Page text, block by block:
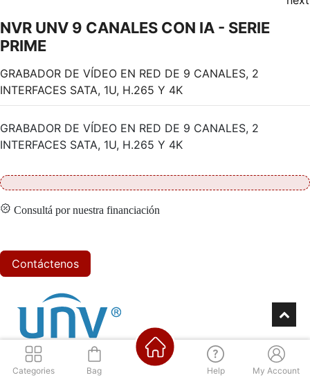
NVR UNV 9 CANALES CON IA - SERIE
PRIME
GRABADOR DE VÍDEO EN RED DE 9 CANALES, 2
INTERFACES SATA, 1U, H.265 Y 4K
GRABADOR DE VÍDEO EN RED DE 9 CANALES, 2
INTERFACES SATA, 1U, H.265 Y 4K
Consultá por nuestra financiación
Contáctenos
Categories Bag Help My Account